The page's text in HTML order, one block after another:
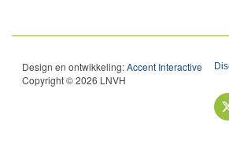
Design en ontwikkeling:Accent Interactive
Copyright © 2026 LNVH